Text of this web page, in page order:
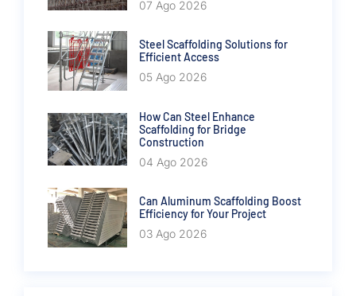
07 Ago 2026
Steel Scaffolding Solutions for
Efficient Access
05 Ago 2026
How Can Steel Enhance
Scaffolding for Bridge
Construction
04 Ago 2026
Can Aluminum Scaffolding Boost
Efficiency for Your Project
03 Ago 2026